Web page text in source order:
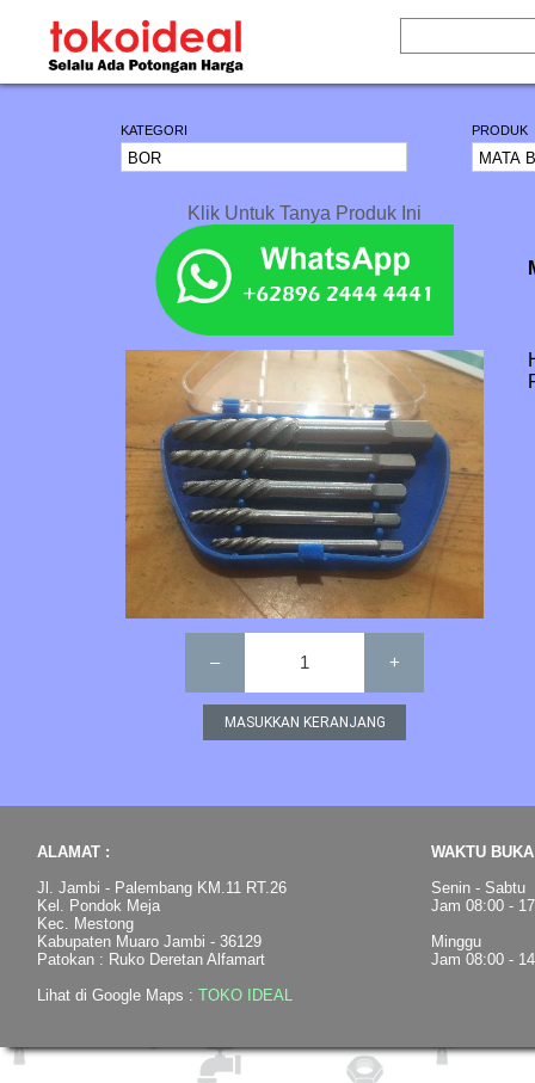
KATEGORI PRODUK
Klik Untuk Tanya Produk Ini
– 1 +
ALAMAT :
Jl. Jambi - Palembang KM.11 RT.26
Kel. Pondok Meja
Kec. Mestong
Kabupaten Muaro Jambi - 36129
Patokan : Ruko Deretan Alfamart
Lihat di Google Maps : TOKO IDEAL
WAKTU
Senin - Sabtu
Jam 08:00 -
Minggu
Jam 08:00 -